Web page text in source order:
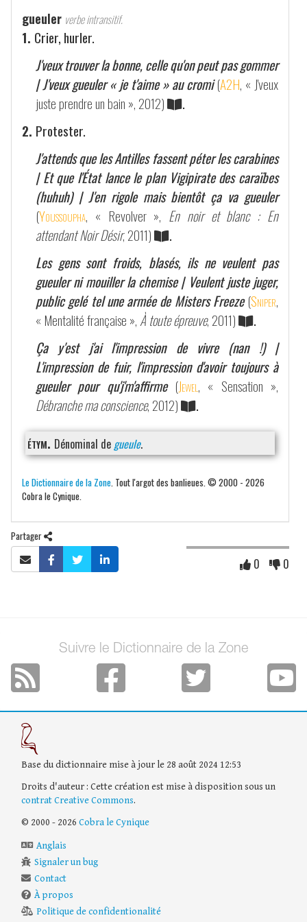
gueuler verbe intransitif.
1. Crier, hurler.
J'veux trouver la bonne, celle qu'on peut pas gommer
| J'veux gueuler « je t'aime » au cromi (A2H, « J'veux
juste prendre un bain », 2012)
.
2. Protester.
J'attends que les Antilles fassent péter les carabines
| Et que l'État lance le plan Vigipirate des caraïbes
(huhuh) | J'en rigole mais bientôt ça va gueuler
(Youssoupha, « Revolver », En noir et blanc : En
attendant Noir Désir, 2011)
.
Les gens sont froids, blasés, ils ne veulent pas
gueuler ni mouiller la chemise | Veulent juste juger,
public gelé tel une armée de Misters Freeze (Sniper,
« Mentalité française »,À toute épreuve, 2011)
.
Ça y'est j'ai l'impression de vivre (nan !) |
L'impression de fuir, l'impression d'avoir toujours à
gueuler pour qu'j'm'affirme (Jewel, « Sensation »,
Débranche ma conscience, 2012)
.
étym. Dénominal de gueule.
Le Dictionnaire de la Zone . Tout l'argot des banlieues. © 2000 - 2026
Cobra le Cynique.
Partager
0 0
Suivre le Dictionnaire de la Zone
Base du dictionnaire mise à jour le 28 août 2024 12:53
Droits d'auteur : Cette création est mise à disposition sous un
contrat Creative Commons.
© 2000 - 2026 Cobra le Cynique
Anglais
Signaler un bug
Contact
À propos
Politique de confidentionalité